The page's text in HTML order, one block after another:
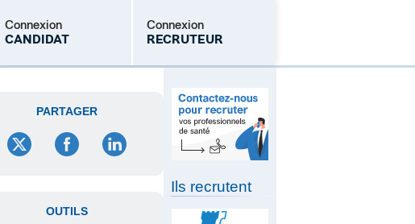
Connexion
CANDIDAT
Connexion
RECRUTEUR
Mot de passe oublié
PARTAGER
OUTILS
Ils recrutent